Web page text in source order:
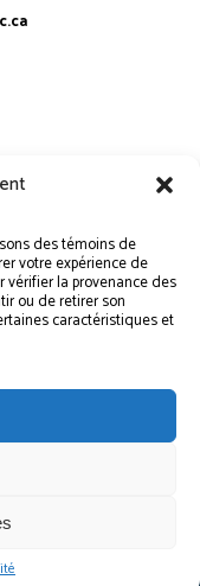
des témoins de
votre expérience de
vérifier la provenance des
ou de retirer son
caractéristiques et
contrôlées et sécurisées.
ce contenu.